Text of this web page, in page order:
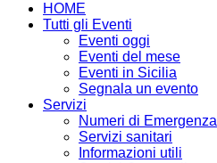
HOME
Tutti gli Eventi
Eventi oggi
Eventi del mese
Eventi in Sicilia
Segnala un evento
Servizi
Numeri di Emergenza
Servizi sanitari
Informazioni utili